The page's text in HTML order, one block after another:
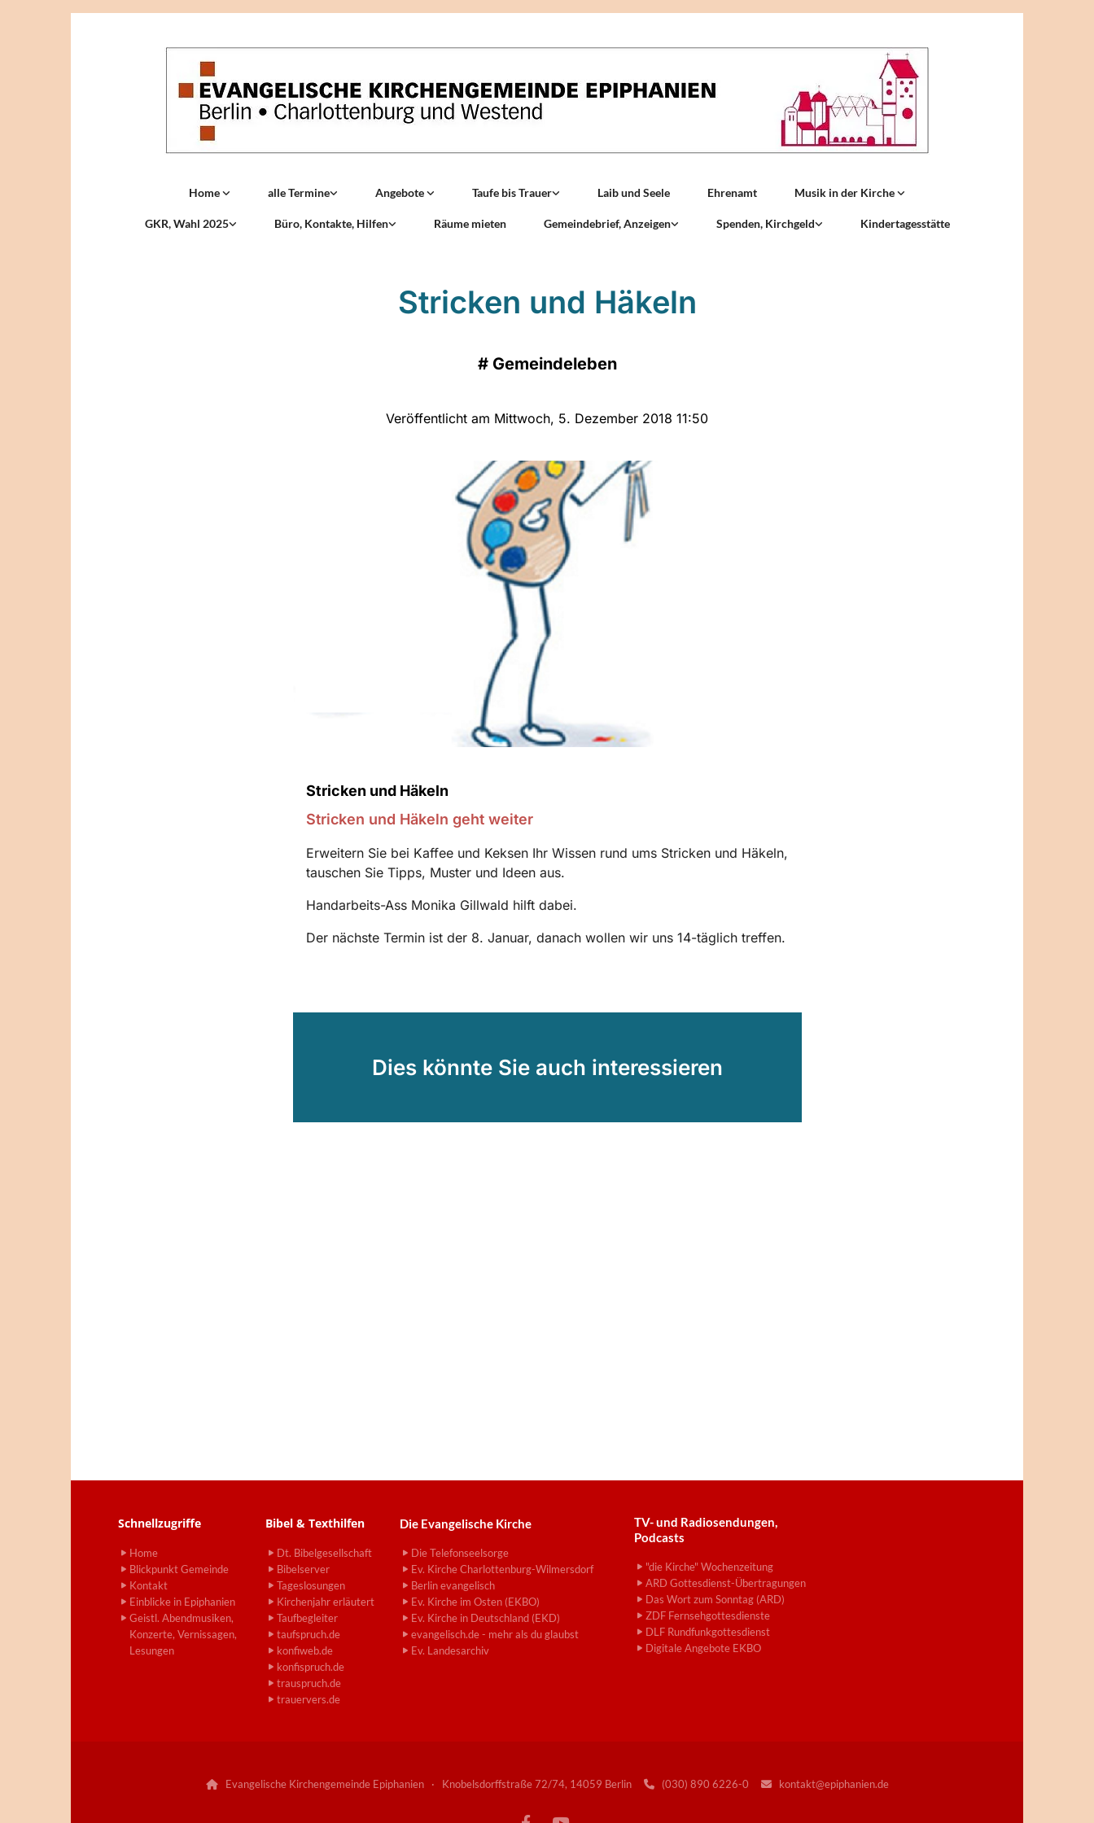
Home alle Termine Angebote Taufe bis Trauer Laib und Seele Ehrenamt Musik in der Kirche
GKR, Wahl 2025 Büro, Kontakte, Hilfen Räume mieten Gemeindebrief, Anzeigen Spenden, Kirchgeld Kindertagesstätte
Stricken und Häkeln
# Gemeindeleben
Veröffentlicht am Mittwoch, 5. Dezember 2018 11:50
Stricken und Häkeln
Stricken und Häkeln geht weiter
Erweitern Sie bei Kaffee und Keksen Ihr Wissen rund ums Stricken und Häkeln,
tauschen Sie Tipps, Muster und Ideen aus.
Handarbeits-Ass Monika Gillwald hilft dabei.
Der nächste Termin ist der 8. Januar, danach wollen wir uns 14-täglich treffen.
Dies könnte Sie auch interessieren
Schnellzugriffe
Home
Blickpunkt Gemeinde
Kontakt
Einblicke in Epiphanien
Geistl. Abendmusiken,
Konzerte, Vernissagen,
Lesungen
Bibel & Texthilfen
Dt. Bibelgesellschaft
Bibelserver
Tageslosungen
Kirchenjahr erläutert
Taufbegleiter
taufspruch.de
konfiweb.de
konfispruch.de
trauspruch.de
trauervers.de
Die Evangelische Kirche
Die Telefonseelsorge
Ev. Kirche Charlottenburg-Wilmersdorf
Berlin evangelisch
Ev. Kirche im Osten (EKBO)
Ev. Kirche in Deutschland (EKD)
evangelisch.de - mehr als du glaubst
Ev. Landesarchiv
TV- und Radiosendungen,
Podcasts
"die Kirche" Wochenzeitung
ARD Gottesdienst-Übertragungen
Das Wort zum Sonntag (ARD)
ZDF Fernsehgottesdienste
DLF Rundfunkgottesdienst
Digitale Angebote EKBO
Evangelische Kirchengemeinde Epiphanien · Knobelsdorffstraße 72/74, 14059 Berlin (030) 890 6226-0 kontakt@epiphanien.de